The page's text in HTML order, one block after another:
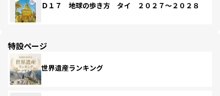
Ｄ１７ 地球の歩き方 タイ ２０２７～２０２８
特設ページ
世界遺産ランキング